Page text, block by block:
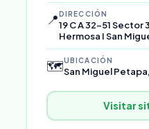
📍DIRECCIÓN
19 C A 32-51 Sector
Hermosa I San
🗺️UBICACIÓN
San Miguel
Visitar